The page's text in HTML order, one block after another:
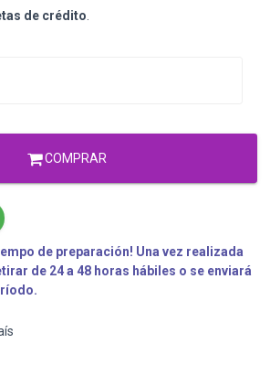
de crédito.
COMPRAR
de preparación! Una vez realizada
de 24 a 48 horas hábiles o se enviará